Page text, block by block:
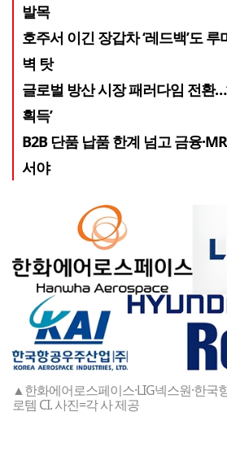
발목
호주서 이긴 장갑차 ‘레드백’도
벽 탓
글로벌 방산 시장 패러다임 전환
획득’
B2B 단품 납품 한계 넘고 금융
서야
▲한화에어로스페이스·LIG넥스원·한국
로템 CI. 사진=각 사 제공